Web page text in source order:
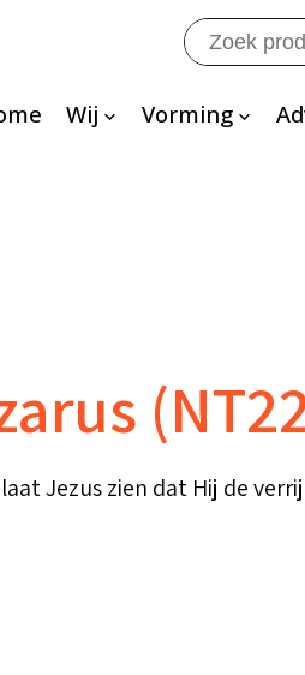
Zoeken
naar:
Wij Vorming
Jezus zien dat Hij de